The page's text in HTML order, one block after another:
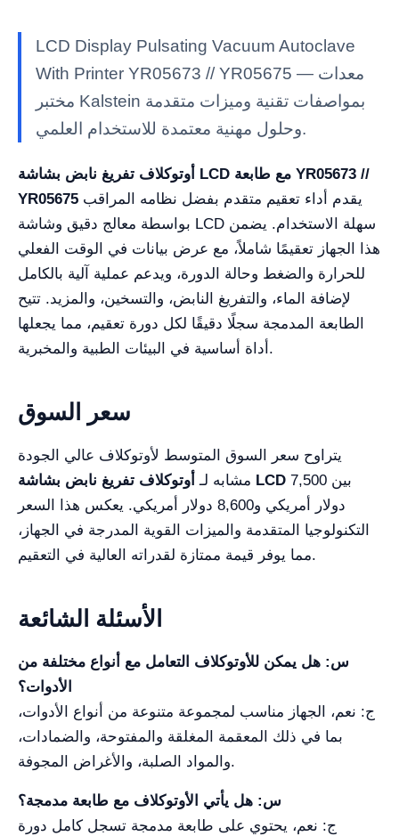
LCD Display Pulsating Vacuum Autoclave
With Printer YR05673 // YR05675 — معدات
مختبر Kalstein بمواصفات تقنية وميزات متقدمة
وحلول مهنية معتمدة للاستخدام العلمي.
أوتوكلاف تفريغ نابض بشاشة LCD مع طابعة YR05673 //
YR05675
بواسطة معالج دقيق وشاشة LCD سهلة الاستخدام. يضمن
هذا الجهاز تعقيمًا شاملاً، مع عرض بيانات في الوقت الفعلي
للحرارة والضغط وحالة الدورة، ويدعم عملية آلية بالكامل
لإضافة الماء، والتفريغ النابض، والتسخين، والمزيد. تتيح
الطابعة المدمجة سجلًا دقيقًا لكل دورة تعقيم، مما يجعلها
أداة أساسية في البيئات الطبية والمخبرية.
سعر السوق
يتراوح سعر السوق المتوسط لأوتوكلاف عالي الجودة
مشابه لـ أوتوكلاف تفريغ نابض بشاشة LCD
دولار أمريكي و8,600 دولار أمريكي. يعكس هذا السعر
التكنولوجيا المتقدمة والميزات القوية المدرجة في الجهاز،
مما يوفر قيمة ممتازة لقدراته العالية في التعقيم.
الأسئلة الشائعة
س: هل يمكن للأوتوكلاف التعامل مع أنواع مختلفة من
الأدوات؟
ج: نعم، الجهاز مناسب لمجموعة متنوعة من أنواع الأدوات،
بما في ذلك المعقمة المغلقة والمفتوحة، والضمادات،
والمواد الصلبة، والأغراض المجوفة.
س: هل يأتي الأوتوكلاف مع طابعة مدمجة؟
ج: نعم، يحتوي على طابعة مدمجة تسجل كامل دورة